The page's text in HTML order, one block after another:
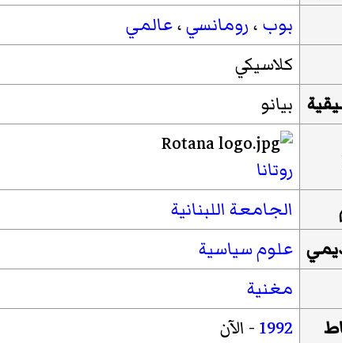
بوب ، رومانسي،عالمي
كلاسيكي
بيانو
روتانا
الجامعة اللبنانية
علوم سياسية
مغنية
1992 - الآن